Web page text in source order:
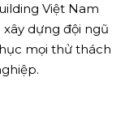
Việt Nam
dựng đội ngũ
mọi thử thách